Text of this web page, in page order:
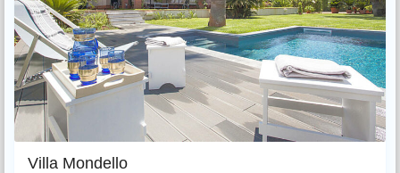
Villa Mondello